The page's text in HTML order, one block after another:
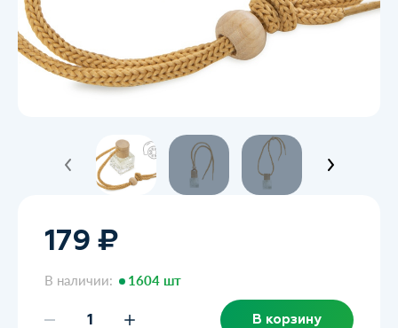
179 ₽
В наличии: 1604 шт
В корзину